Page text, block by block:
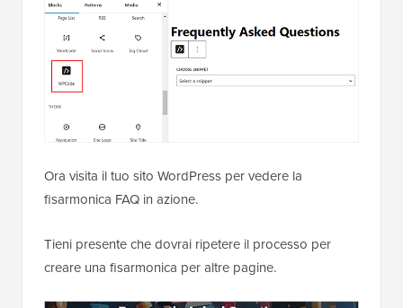
Ora visita il tuo sito WordPress per vedere la
fisarmonica FAQ in azione.
Tieni presente che dovrai ripetere il processo per
creare una fisarmonica per altre pagine.